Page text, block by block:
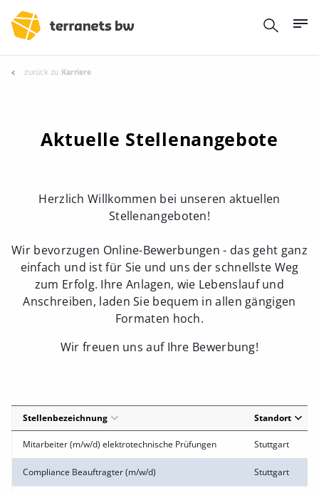
zurück zu Karriere
Aktuelle Stellenangebote
Herzlich Willkommen bei unseren aktuellen
Stellenangeboten!
Wir bevorzugen Online-Bewerbungen - das geht ganz
einfach und ist für Sie und uns der schnellste Weg
zum Erfolg. Ihre Anlagen, wie Lebenslauf und
Anschreiben, laden Sie bequem in allen gängigen
Formaten hoch.
Wir freuen uns auf Ihre Bewerbung!
Stellenbezeichnung Standort
Mitarbeiter (m/w/d) elektrotechnische Prüfungen Stuttgart
Compliance Beauftragter (m/w/d) Stuttgart